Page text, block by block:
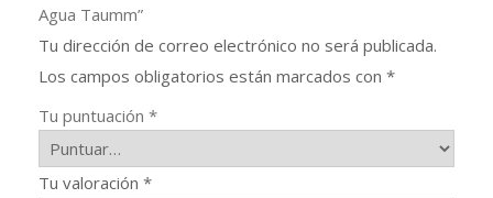
Agua Taumm”
Tu dirección de correo electrónico no será publicada.
Los campos obligatorios están marcados con *
Tu puntuación *
Tu valoración *